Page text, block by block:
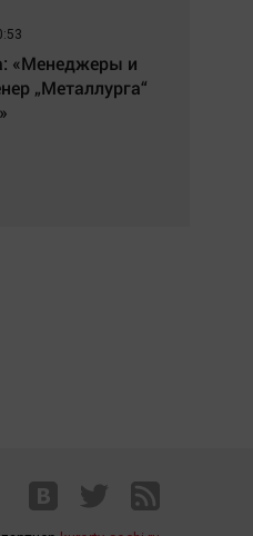
«Менеджеры и
„Металлурга“